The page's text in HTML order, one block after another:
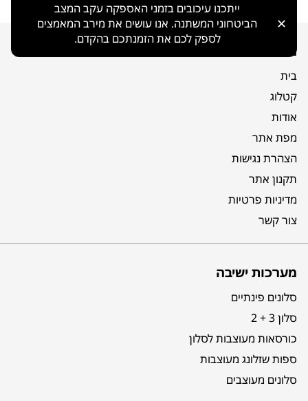
ייתכנו עיכובים בזמני האספקה עקב המצב
הביטחוני המשתנה. אנו עושים את מירב המאמצים
לספק לכם את הזמנתכם בהקדם.
✕
ניווט כללי
בית
קטלוג
אודות
מפת אתר
הצהרת נגישות
תקנון אתר
מדיניות פרטיות
צור קשר
מערכות ישיבה
סלונים פינתיים
סלון 3 + 2
כורסאות מעוצבות לסלון
ספות שזלונג מעוצבות
סלונים מעוצבים